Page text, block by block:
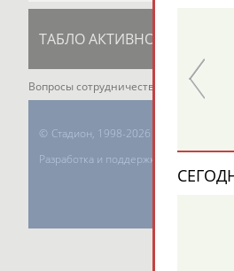
ТАБЛО АКТИВНОСТИ
Вопросы сотрудничества и
© Стадион, 1998-2026
Разработка и поддержка ООО НАИТ